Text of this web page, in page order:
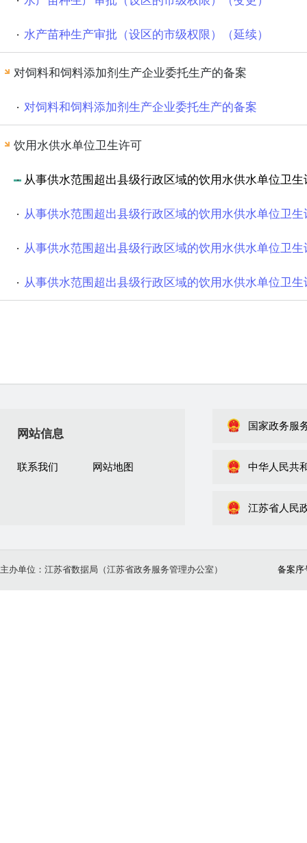
水产苗种生产审批（设区的市级权限）（延续）
对饲料和饲料添加剂生产企业委托生产的备案
对饲料和饲料添加剂生产企业委托生产的备案
饮用水供水单位卫生许可
从事供水范围超出县级行政区域的饮用水供水单位卫生
从事供水范围超出县级行政区域的饮用水供水单位卫
从事供水范围超出县级行政区域的饮用水供水单位卫
从事供水范围超出县级行政区域的饮用水供水单位卫
网站信息
联系我们 网站地图
国家政务服
中华人民共
江苏省人民
主办单位：江苏省数据局（江苏省政务服务管理办公室） 备案序